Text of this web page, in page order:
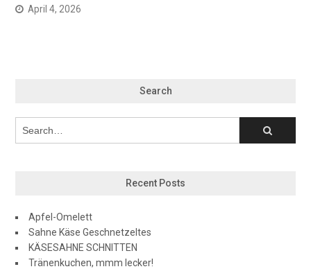
April 4, 2026
Search
Recent Posts
Apfel-Omelett
Sahne Käse Geschnetzeltes
KÄSESAHNE SCHNITTEN
Tränenkuchen, mmm lecker!